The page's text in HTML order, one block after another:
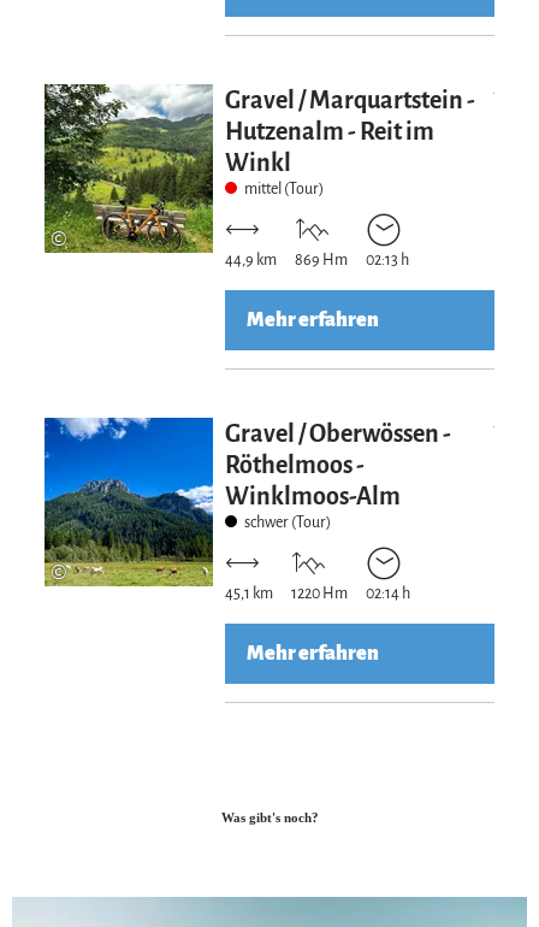
©
Gravel / Marquartstein -
Hutzenalm - Reit im
Winkl
mittel (Tour)
44,9 km 869 Hm 02:13 h
Mehr erfahren
©
Gravel / Oberwössen -
Röthelmoos -
Winklmoos-Alm
schwer (Tour)
45,1 km 1220 Hm 02:14 h
Mehr erfahren
Was gibt's noch?